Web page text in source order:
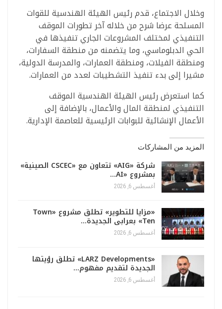
وخلال الاجتماع، قدم رئيس الهيئة الهندسية للقوات
المسلحة عرضا شرح من خلاله آخر تطورات الموقف
التنفيذي لمختلف المشروعات الجاري تنفيذها في
الحي الدبلوماسي، وما يتضمنه من منطقة السفارات،
ومنطقة الفيلات، ومنطقة العمارات، والمدرسة الدولية،
مشيرا إلى بدء تنفيذ التشطيبات لعدد من العمارات.
كما استعرض رئيس الهيئة الهندسية الموقف
التنفيذي لمنطقة المال والأعمال، بالإضافة إلى
الأعمال الإنشائية للبوابات الرئيسية للعاصمة الإدارية.
المزيد من المشاركات
شركة «AIG» تتعاون مع «CSCEC الصينية»
بمشروع «AI…
أغسطس 6, 2026
«مزايا للتطوير» تطلق مشروع «Town
Ten» بعرابى الجديدة…
أغسطس 6, 2026
«LARZ Developments» تطلق رؤيتها
الجديدة لتقديم مفهوم…
أغسطس 6, 2026